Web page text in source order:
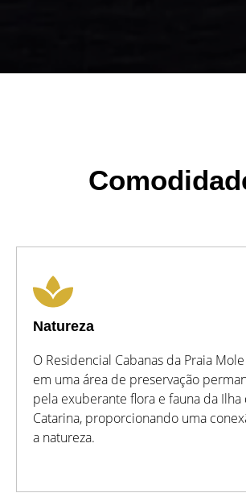
Natureza
O Residencial Cabanas da Praia
em uma área de preservação
pela exuberante flora e fauna da Ilha
Catarina, proporcionando uma
a natureza.